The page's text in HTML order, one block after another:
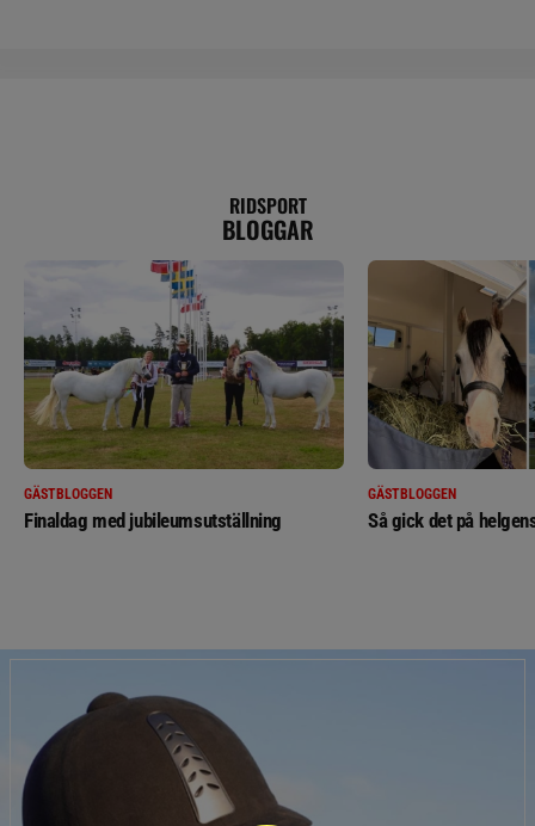
RIDSPORT
BLOGGAR
GÄSTBLOGGEN
Finaldag med jubileumsutställning
GÄSTBLOGGEN
Så gick det på